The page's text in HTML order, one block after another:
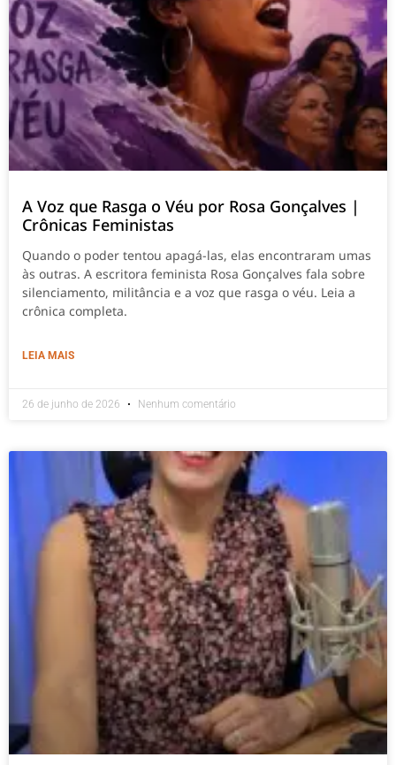
A Voz que Rasga o Véu por Rosa Gonçalves |
Crônicas Feministas
Quando o poder tentou apagá-las, elas encontraram umas
às outras. A escritora feminista Rosa Gonçalves fala sobre
silenciamento, militância e a voz que rasga o véu. Leia a
crônica completa.
LEIA MAIS
26 de junho de 2026 Nenhum comentário